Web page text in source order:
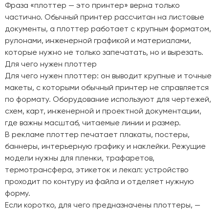
Фраза «плоттер — это принтер» верна только
частично. Обычный принтер рассчитан на листовые
документы, а плоттер работает с крупным форматом,
рулонами, инженерной графикой и материалами,
которые нужно не только запечатать, но и вырезать.
Для чего нужен плоттер
Для чего нужен плоттер: он выводит крупные и точные
макеты, с которыми обычный принтер не справляется
по формату. Оборудование используют для чертежей,
схем, карт, инженерной и проектной документации,
где важны масштаб, читаемые линии и размер.
В рекламе плоттер печатает плакаты, постеры,
баннеры, интерьерную графику и наклейки. Режущие
модели нужны для пленки, трафаретов,
термотрансфера, этикеток и лекал: устройство
проходит по контуру из файла и отделяет нужную
форму.
Если коротко, для чего предназначены плоттеры, —